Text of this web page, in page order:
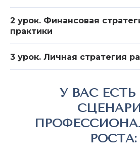
2 урок. Финансовая
практики
3 урок. Личная стратегия
У ВАС
РОСТА: